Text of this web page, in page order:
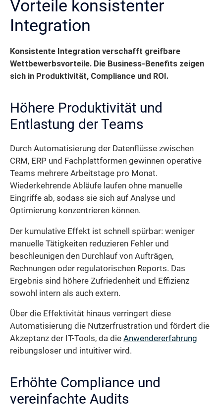
Vorteile konsistenter
Integration
Konsistente Integration verschafft greifbare
Wettbewerbsvorteile. Die Business-Benefits zeigen
sich in Produktivität, Compliance und ROI.
Höhere Produktivität und
Entlastung der Teams
Durch Automatisierung der Datenflüsse zwischen
CRM, ERP und Fachplattformen gewinnen operative
Teams mehrere Arbeitstage pro Monat.
Wiederkehrende Abläufe laufen ohne manuelle
Eingriffe ab, sodass sie sich auf Analyse und
Optimierung konzentrieren können.
Der kumulative Effekt ist schnell spürbar: weniger
manuelle Tätigkeiten reduzieren Fehler und
beschleunigen den Durchlauf von Aufträgen,
Rechnungen oder regulatorischen Reports. Das
Ergebnis sind höhere Zufriedenheit und Effizienz
sowohl intern als auch extern.
Über die Effektivität hinaus verringert diese
Automatisierung die Nutzerfrustration und fördert die
Akzeptanz der IT-Tools, da die Anwendererfahrung
reibungsloser und intuitiver wird.
Erhöhte Compliance und
vereinfachte Audits